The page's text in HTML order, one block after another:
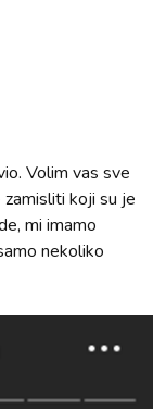
Volim vas sve
koji su je
mi imamo
nekoliko